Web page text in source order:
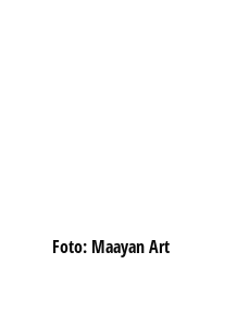
Foto: Maayan Art